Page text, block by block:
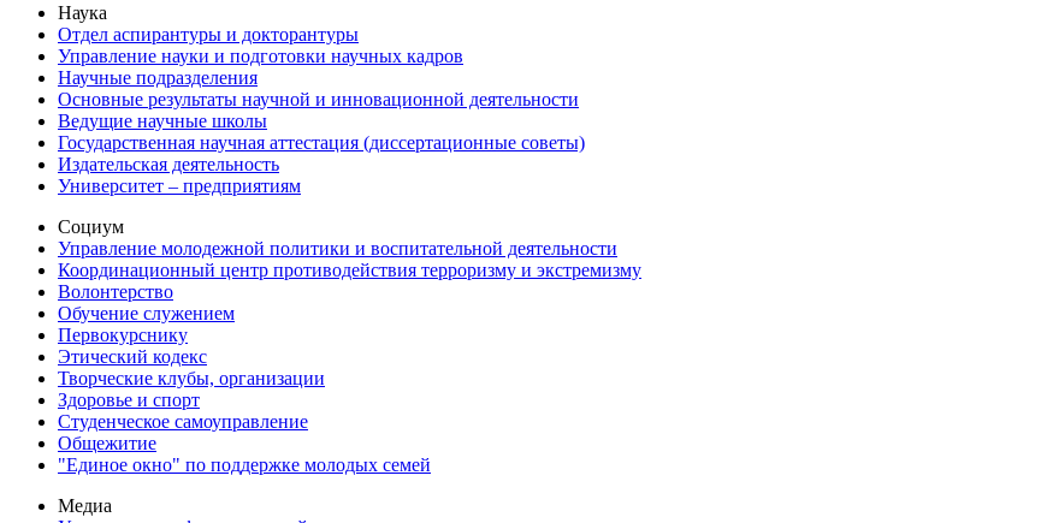
Наука
Отдел аспирантуры и докторантуры
Управление науки и подготовки научных кадров
Научные подразделения
Основные результаты научной и инновационной деятельности
Ведущие научные школы
Государственная научная аттестация (диссертационные советы)
Издательская деятельность
Университет – предприятиям
Социум
Управление молодежной политики и воспитательной деятельности
Координационный центр противодействия терроризму и экстремизму
Волонтерство
Обучение служением
Первокурснику
Этический кодекс
Творческие клубы, организации
Здоровье и спорт
Студенческое самоуправление
Общежитие
"Единое окно" по поддержке молодых семей
Медиа